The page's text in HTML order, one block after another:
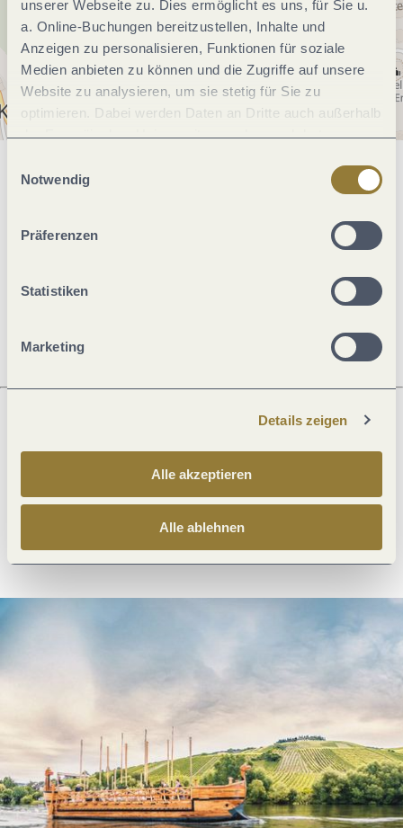
unserer Webseite zu. Dies ermöglicht es uns, für Sie u.
a. Online-Buchungen bereitzustellen, Inhalte und
Anzeigen zu personalisieren, Funktionen für soziale
Medien anbieten zu können und die Zugriffe auf unsere
Website zu analysieren, um sie stetig für Sie zu
optimieren. Dabei werden Daten an Dritte auch außerhalb
der Europäischen Union weitergegeben und dort
jederzeit widerrufen werden. Mit der Auswahl "Alle
ablehnen" kann es zu Beeinträchtigungen in der Nutzung
Notwendig
Präferenzen
Statistiken
Marketing
Details zeigen
Alle akzeptieren
Alle ablehnen
Allgemeine Informationen
Was möchtest du als nächstes tun?